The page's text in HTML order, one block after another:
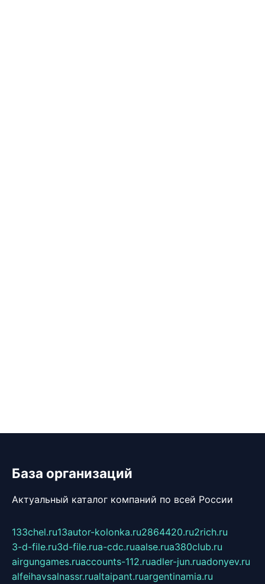
База организаций
Актуальный каталог компаний по всей России
133chel.ru13autor-kolonka.ru2864420.ru2rich.ru
3-d-file.ru3d-file.rua-cdc.ruaalse.rua380club.ru
airgungames.ruaccounts-112.ruadler-jun.ruadonyev.ru
alfeihavsalnassr.rualtaipant.ruargentinamia.ru